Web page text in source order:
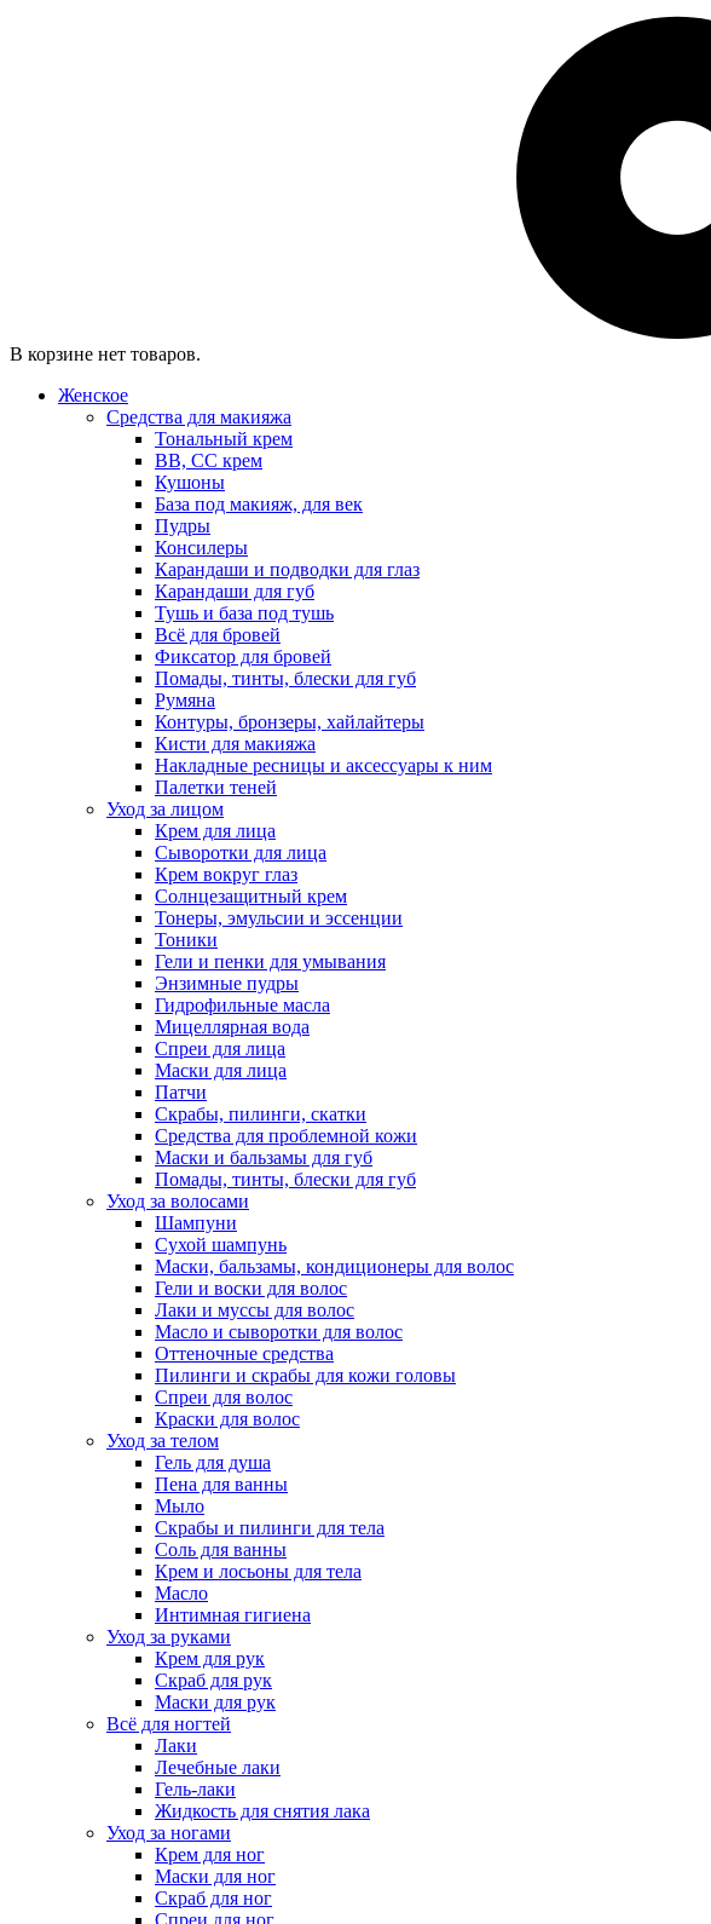
В корзине нет товаров.
Женское
Средства для макияжа
Тональный крем
BB, CC крем
Кушоны
База под макияж, для век
Пудры
Консилеры
Карандаши и подводки для глаз
Карандаши для губ
Тушь и база под тушь
Всё для бровей
Фиксатор для бровей
Помады, тинты, блески для губ
Румяна
Контуры, бронзеры, хайлайтеры
Кисти для макияжа
Накладные ресницы и аксессуары к ним
Палетки теней
Уход за лицом
Крем для лица
Сыворотки для лица
Крем вокруг глаз
Солнцезащитный крем
Тонеры, эмульсии и эссенции
Тоники
Гели и пенки для умывания
Энзимные пудры
Гидрофильные масла
Мицеллярная вода
Спреи для лица
Маски для лица
Патчи
Скрабы, пилинги, скатки
Средства для проблемной кожи
Маски и бальзамы для губ
Помады, тинты, блески для губ
Уход за волосами
Шампуни
Сухой шампунь
Маски, бальзамы, кондиционеры для волос
Гели и воски для волос
Лаки и муссы для волос
Масло и сыворотки для волос
Оттеночные средства
Пилинги и скрабы для кожи головы
Спреи для волос
Краски для волос
Уход за телом
Гель для душа
Пена для ванны
Мыло
Скрабы и пилинги для тела
Соль для ванны
Крем и лосьоны для тела
Масло
Интимная гигиена
Уход за руками
Крем для рук
Скраб для рук
Маски для рук
Всё для ногтей
Лаки
Лечебные лаки
Гель-лаки
Жидкость для снятия лака
Уход за ногами
Крем для ног
Маски для ног
Скраб для ног
Спреи для ног